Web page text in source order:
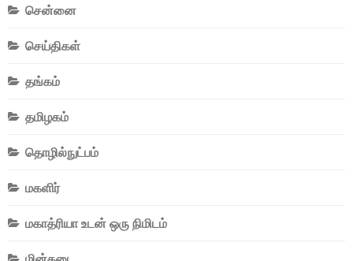
சென்னை
செய்திகள்
தங்கம்
தமிழகம்
தொழில்நுட்பம்
மகளிர்
மகாத்ரியா உடன் ஒரு நிமிடம்